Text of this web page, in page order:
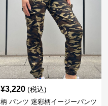
¥3,220 (税込)
柄 パンツ 迷彩柄イージーパンツ